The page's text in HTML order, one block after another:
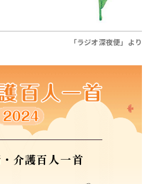
「ラジオ深夜便」より
介護百人一首